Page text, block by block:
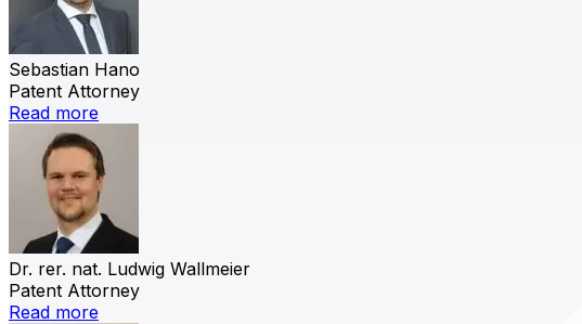
Sebastian Hano
Patent Attorney
Read more
Dr. rer. nat. Ludwig Wallmeier
Patent Attorney
Read more